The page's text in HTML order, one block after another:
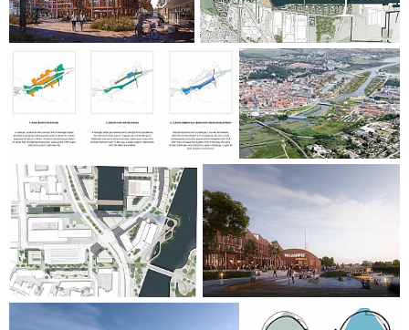
Planens klimastrategi prioriterer de stedene langs
vannkanten der investeringer i beskyttelse mot høyvann gir
størst merverdi for byens liv og de nye utviklingsområdene.
Historiske og kulturelle knutepunkter langs vannkanten
oppgraderes til nye og attraktive by- og vannområder, som
hyller byens puls, byens industrielle historie og møtet med
vann og natur. På denne måten brukes klimaløsningene i
forslaget på en nyskapende måte. Dette blir virkemiddelet
for å bringe mer natur inn i Randers, samle byens liv og
skape fornyet fysisk og mental sammenheng på tvers av
Gudenåen.